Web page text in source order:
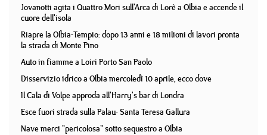
Jovanotti agita i Quattro Mori sull'Arca di Lorè a Olbia e accende il
cuore dell'isola
Riapre la Olbia-Tempio: dopo 13 anni e 18 milioni di lavori pronta
la strada di Monte Pino
Auto in fiamme a Loiri Porto San Paolo
Disservizio idrico a Olbia mercoledì 10 aprile, ecco dove
Il Cala di Volpe approda all'Harry's bar di Londra
Esce fuori strada sulla Palau- Santa Teresa Gallura
Nave merci "pericolosa" sotto sequestro a Olbia